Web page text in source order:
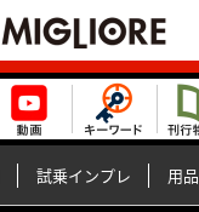
試乗インプレ 用品